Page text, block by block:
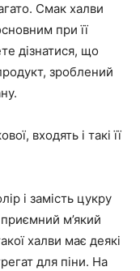
Смак халви
при її
дізнатися, що
зроблений
входять і такі її
і замість цукру
м’який
халви має деякі
для піни. На